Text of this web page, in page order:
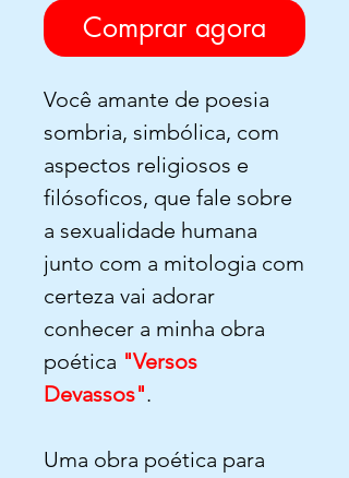
Comprar agora
Você amante de poesia
sombria, simbólica, com
aspectos religiosos e
filósoficos, que fale sobre
a sexualidade humana
junto com a mitologia com
certeza vai adorar
conhecer a minha obra
poética "Versos
Devassos".
Uma obra poética para